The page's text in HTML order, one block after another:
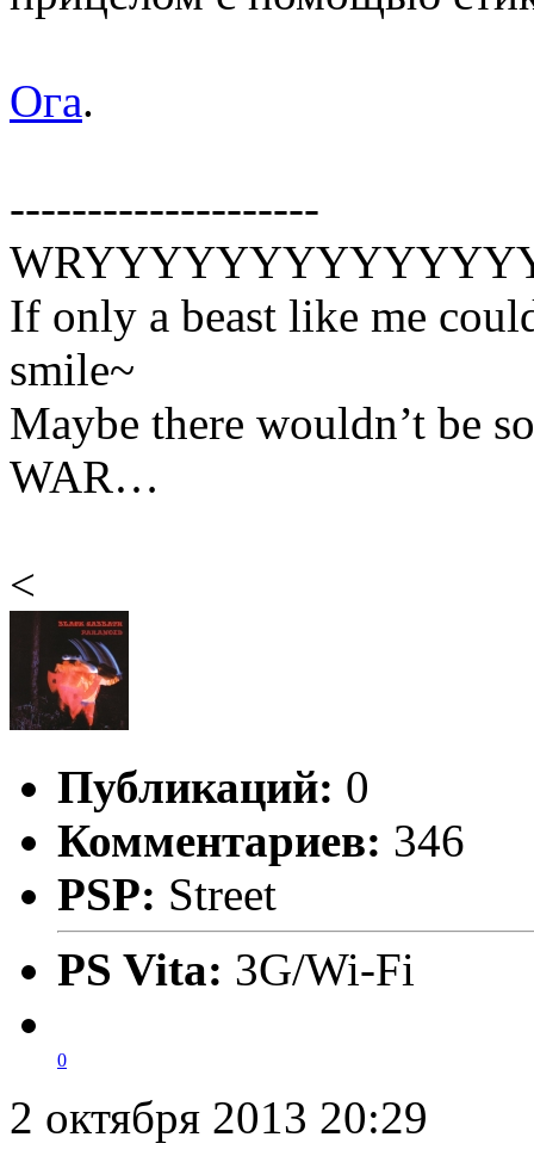
Ога.
--------------------
If only a beast like me
smile~
Maybe there wouldn’t be
WAR…
<
Публикаций: 0
Комментариев: 346
PSP: Street
PS Vita: 3G/Wi-Fi
0
2 октября 2013 20:29